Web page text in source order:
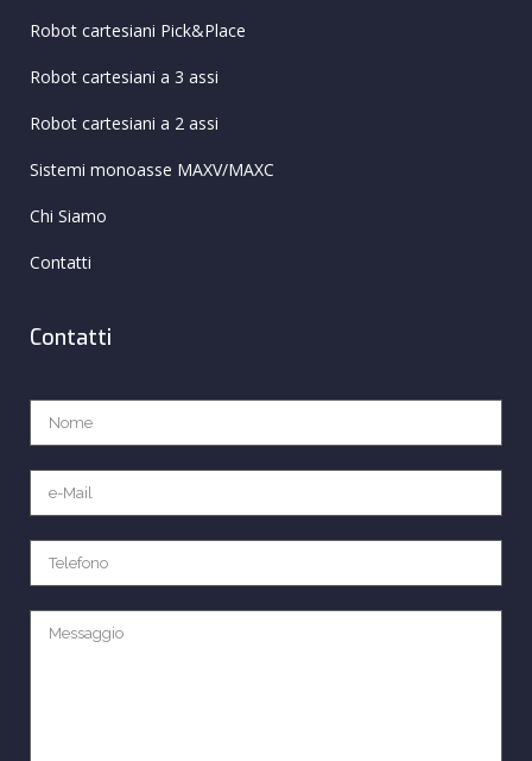
Robot cartesiani Pick&Place
Robot cartesiani a 3 assi
Robot cartesiani a 2 assi
Sistemi monoasse MAXV/MAXC
Chi Siamo
Contatti
Contatti